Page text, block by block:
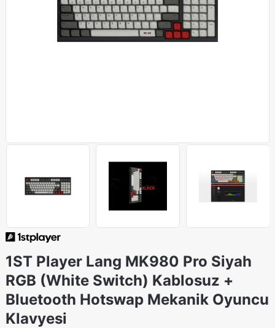
1ST Player Lang MK980 Pro Siyah
RGB (White Switch) Kablosuz +
Bluetooth Hotswap Mekanik Oyuncu
Klavyesi